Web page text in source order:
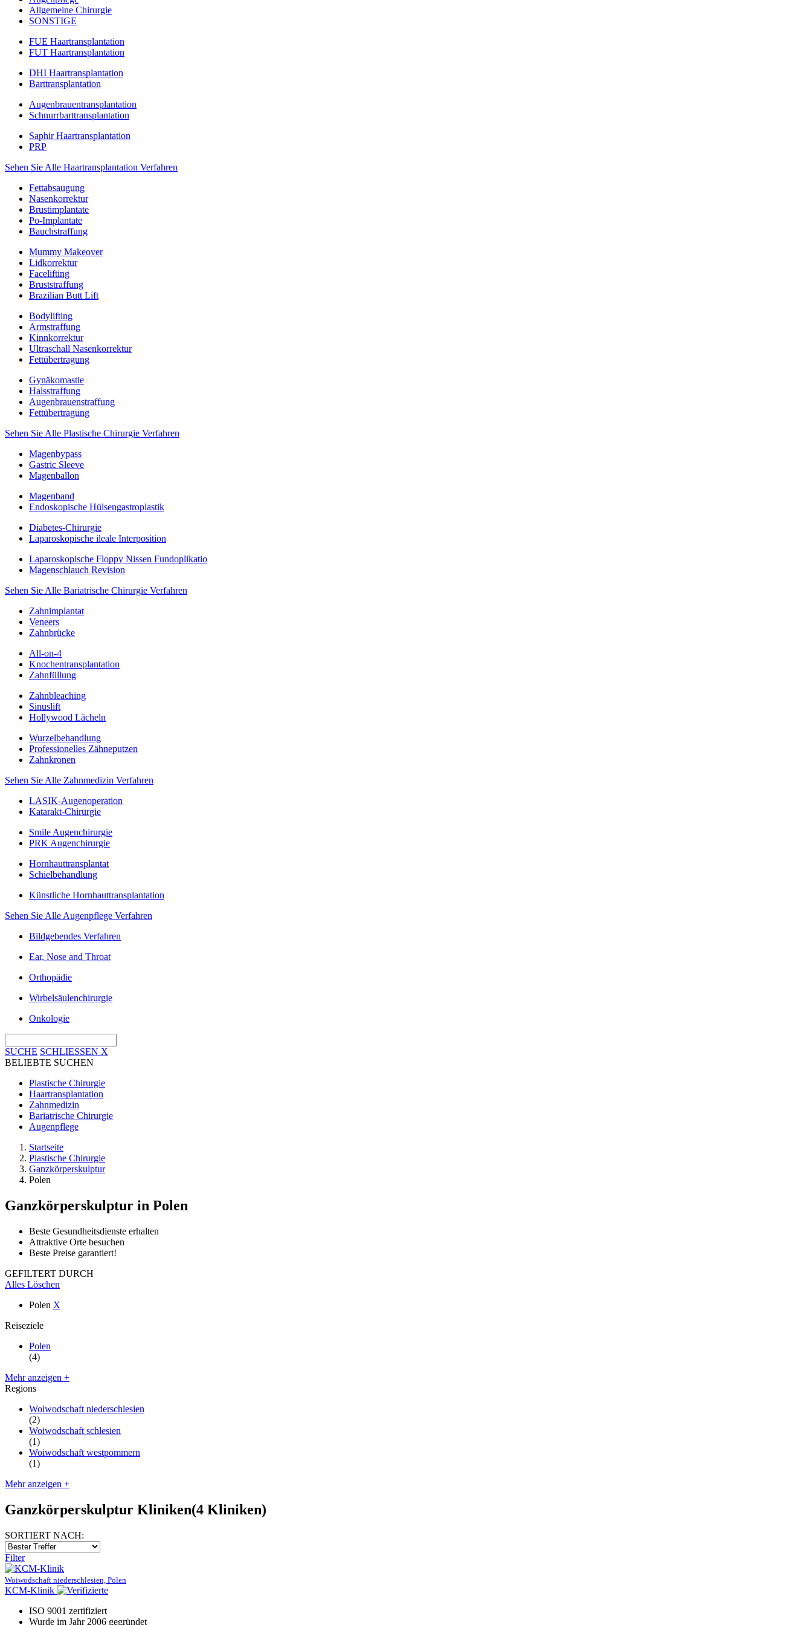
Allgemeine Chirurgie
SONSTIGE
FUE Haartransplantation
FUT Haartransplantation
DHI Haartransplantation
Barttransplantation
Augenbrauentransplantation
Schnurrbarttransplantation
Saphir Haartransplantation
PRP
Sehen Sie Alle Haartransplantation Verfahren
Fettabsaugung
Nasenkorrektur
Brustimplantate
Po-Implantate
Bauchstraffung
Mummy Makeover
Lidkorrektur
Facelifting
Bruststraffung
Brazilian Butt Lift
Bodylifting
Armstraffung
Kinnkorrektur
Ultraschall Nasenkorrektur
Fettübertragung
Gynäkomastie
Halsstraffung
Augenbrauenstraffung
Fettübertragung
Sehen Sie Alle Plastische Chirurgie Verfahren
Magenbypass
Gastric Sleeve
Magenballon
Magenband
Endoskopische Hülsengastroplastik
Diabetes-Chirurgie
Laparoskopische ileale Interposition
Laparoskopische Floppy Nissen Fundoplikatio
Magenschlauch Revision
Sehen Sie Alle Bariatrische Chirurgie Verfahren
Zahnimplantat
Veneers
Zahnbrücke
All-on-4
Knochentransplantation
Zahnfüllung
Zahnbleaching
Sinuslift
Hollywood Lächeln
Wurzelbehandlung
Professionelles Zähneputzen
Zahnkronen
Sehen Sie Alle Zahnmedizin Verfahren
LASIK-Augenoperation
Katarakt-Chirurgie
Smile Augenchirurgie
PRK Augenchirurgie
Hornhauttransplantat
Schielbehandlung
Künstliche Hornhauttransplantation
Sehen Sie Alle Augenpflege Verfahren
Bildgebendes Verfahren
Ear, Nose and Throat
Orthopädie
Wirbelsäulenchirurgie
Onkologie
SUCHE SCHLIESSEN X
BELIEBTE SUCHEN
Plastische Chirurgie
Haartransplantation
Zahnmedizin
Bariatrische Chirurgie
Augenpflege
Startseite
Plastische Chirurgie
Ganzkörperskulptur
Polen
Ganzkörperskulptur in Polen
Beste Gesundheitsdienste erhalten
Attraktive Orte besuchen
Beste Preise garantiert!
GEFILTERT DURCH
Alles Löschen
Polen X
Reiseziele
Polen
(4)
Mehr anzeigen +
Regions
Woiwodschaft niederschlesien
(2)
Woiwodschaft schlesien
(1)
Woiwodschaft westpommern
(1)
Mehr anzeigen +
Ganzkörperskulptur Kliniken(4 Kliniken)
SORTIERT NACH:
Filter
Woiwodschaft niederschlesien, Polen
KCM-Klinik
ISO 9001 zertifiziert
Wurde im Jahr 2006 gegründet